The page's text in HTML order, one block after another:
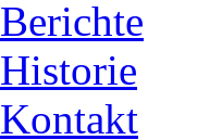
Berichte
Historie
Kontakt